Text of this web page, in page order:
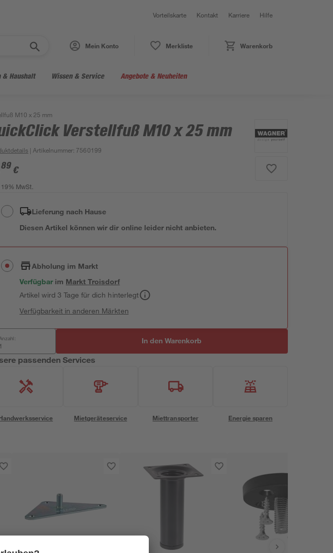
Vorteilskarte Kontakt Karriere Hilfe
Mein Konto Merkliste Warenkorb
& Haushalt Wissen & Service Angebote & Neuheiten
M10 x 25 mm
Verstellfuß M10 x 25 mm
| Artikelnummer: 7560199
89 €
19% MwSt.
Lieferung nach Hause
Diesen Artikel können wir dir online leider nicht anbieten.
Abholung im Markt
Verfügbar im MarktTroisdorf
Artikel wird 3 Tage für dich hinterlegt
Verfügbarkeit in anderen Märkten
Anzahl: In den Warenkorb
passenden Services
Mietgeräteservice Miettransporter Energie sparen